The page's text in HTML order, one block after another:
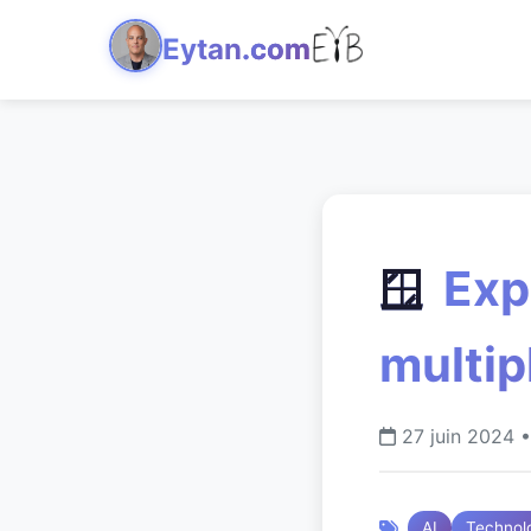
Eytan.com
🪟
27 juin 2024